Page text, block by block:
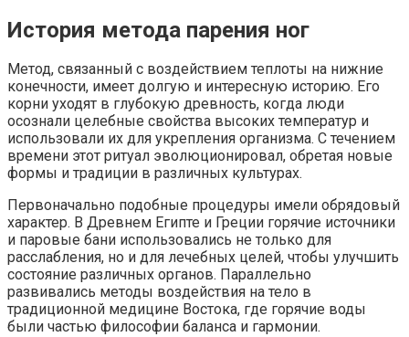
История метода парения ног
Метод, связанный с воздействием теплоты на нижние
конечности, имеет долгую и интересную историю. Его
корни уходят в глубокую древность, когда люди
осознали целебные свойства высоких температур и
использовали их для укрепления организма. С течением
времени этот ритуал эволюционировал, обретая новые
формы и традиции в различных культурах.
Первоначально подобные процедуры имели обрядовый
характер. В Древнем Египте и Греции горячие источники
и паровые бани использовались не только для
расслабления, но и для лечебных целей, чтобы улучшить
состояние различных органов. Параллельно
развивались методы воздействия на тело в
традиционной медицине Востока, где горячие воды
были частью философии баланса и гармонии.